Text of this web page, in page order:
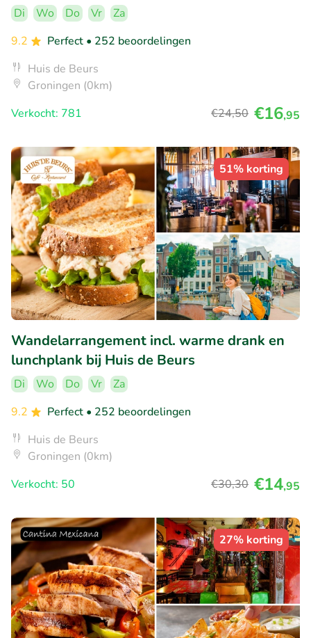
Di Wo Do Vr
Za
9.2
Perfect • 252 beoordelingen
Huis de Beurs
Groningen (0km)
Verkocht: 781
€24,50 €16,95
51% korting
Wandelarrangement incl. warme drank en
lunchplank bij Huis de Beurs
Di Wo Do Vr
Za
9.2
Perfect • 252 beoordelingen
Huis de Beurs
Groningen (0km)
Verkocht: 50
€30,30 €14,95
27% korting